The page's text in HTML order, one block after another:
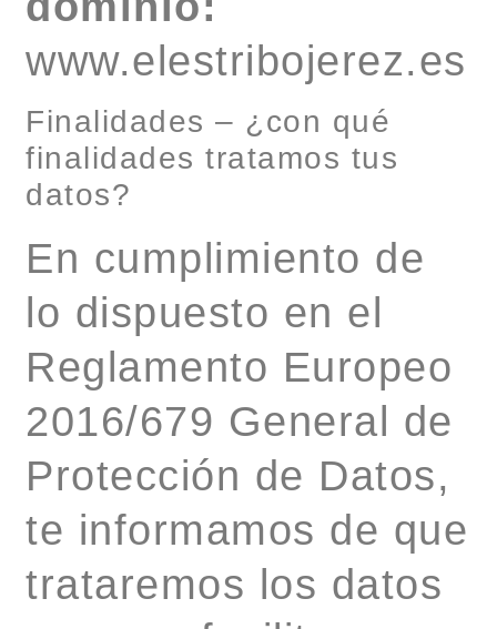
www.elestribojerez.es
Finalidades – ¿con qué
finalidades tratamos tus
datos?
En cumplimiento de
lo dispuesto en el
Reglamento Europeo
2016/679 General de
Protección de Datos,
te informamos de que
trataremos los datos